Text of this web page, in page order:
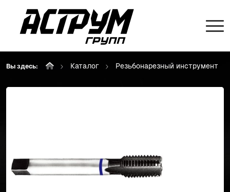
Вы здесь: Каталог Резьбонарезный инструмент